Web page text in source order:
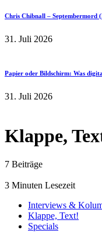
Chris Chibnall – Septembermord
31. Juli 2026
Papier oder Bildschirm: Was
31. Juli 2026
Klappe,
7 Beiträge
3 Minuten Lesezeit
Interviews &
Klappe, Text!
Specials